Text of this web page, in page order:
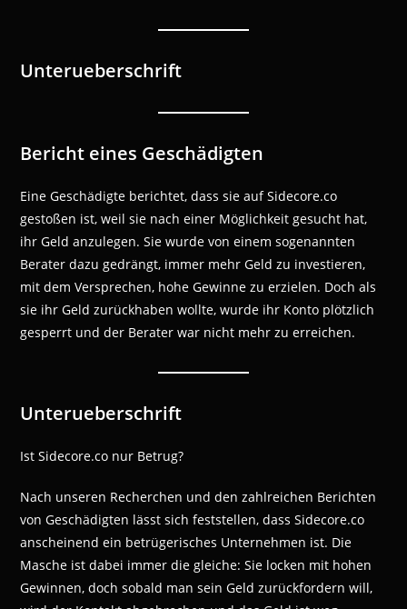
Unterueberschrift
Bericht eines Geschädigten
Eine Geschädigte berichtet, dass sie auf Sidecore.co
gestoßen ist, weil sie nach einer Möglichkeit gesucht hat,
ihr Geld anzulegen. Sie wurde von einem sogenannten
Berater dazu gedrängt, immer mehr Geld zu investieren,
mit dem Versprechen, hohe Gewinne zu erzielen. Doch als
sie ihr Geld zurückhaben wollte, wurde ihr Konto plötzlich
gesperrt und der Berater war nicht mehr zu erreichen.
Unterueberschrift
Ist Sidecore.co nur Betrug?
Nach unseren Recherchen und den zahlreichen Berichten
von Geschädigten lässt sich feststellen, dass Sidecore.co
anscheinend ein betrügerisches Unternehmen ist. Die
Masche ist dabei immer die gleiche: Sie locken mit hohen
Gewinnen, doch sobald man sein Geld zurückfordern will,